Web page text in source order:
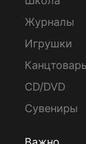
Журналы
Игрушки
CD/DVD
Сувениры